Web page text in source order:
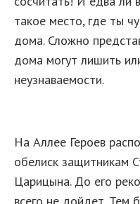
такое место, где ты
дома. Сложно
дома могут лишить
неузнаваемости.
На Аллее Героев
обелиск защитникам
Царицына. До его